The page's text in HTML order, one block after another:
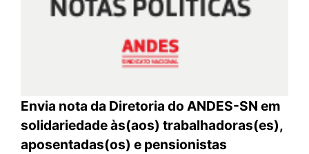
Envia nota da Diretoria do ANDES-SN em
solidariedade às(aos) trabalhadoras(es),
aposentadas(os) e pensionistas